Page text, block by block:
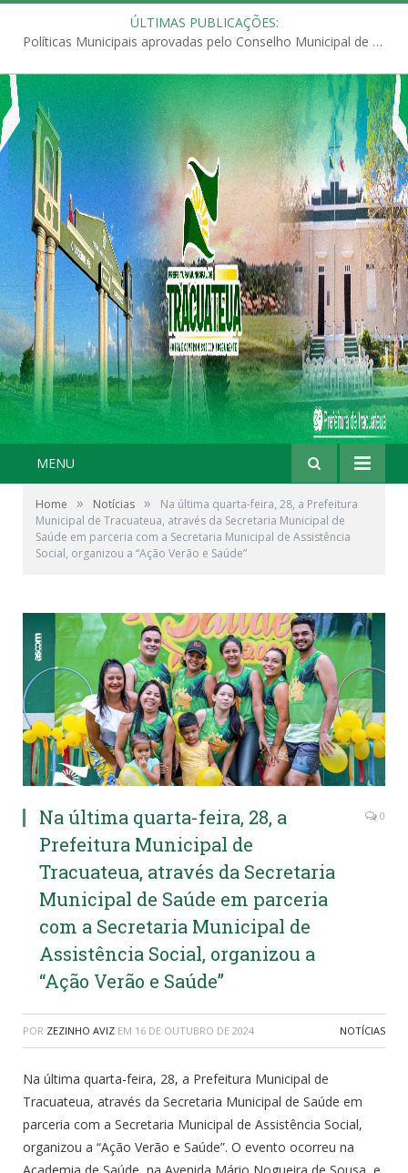
ÚLTIMAS PUBLICAÇÕES:
Políticas Municipais aprovadas pelo Conselho Municipal de Educação (CME)
MENU
Home » Notícias »
Na última quarta-feira, 28, a Prefeitura
Municipal de Tracuateua, através da Secretaria Municipal de
Saúde em parceria com a Secretaria Municipal de Assistência
Social, organizou a “Ação Verão e Saúde”
Na última quarta-feira, 28, a
Prefeitura Municipal de
Tracuateua, através da Secretaria
Municipal de Saúde em parceria
com a Secretaria Municipal de
Assistência Social, organizou a
“Ação Verão e Saúde”
0
POR ZEZINHO AVIZ EM 16 DE OUTUBRO DE 2024 NOTÍCIAS
Na última quarta-feira, 28, a Prefeitura Municipal de
Tracuateua, através da Secretaria Municipal de Saúde em
parceria com a Secretaria Municipal de Assistência Social,
organizou a “Ação Verão e Saúde”. O evento ocorreu na